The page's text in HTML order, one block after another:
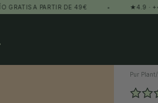
A PARTIR DE 49€ • ★4.9 · +4.500
Pur Plant/